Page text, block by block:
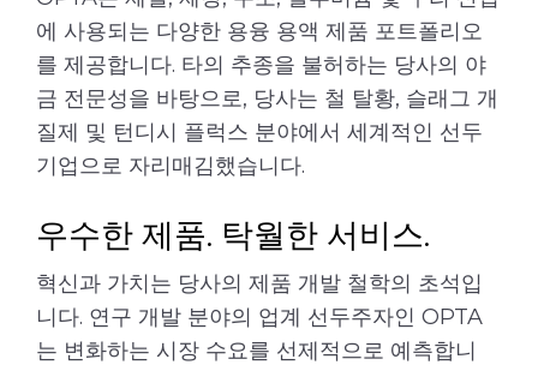
에 사용되는 다양한 용융 용액 제품 포트폴리오
를 제공합니다. 타의 추종을 불허하는 당사의 야
금 전문성을 바탕으로, 당사는 철 탈황, 슬래그 개
질제 및 턴디시 플럭스 분야에서 세계적인 선두
기업으로 자리매김했습니다.
우수한 제품. 탁월한 서비스.
혁신과 가치는 당사의 제품 개발 철학의 초석입
니다. 연구 개발 분야의 업계 선두주자인 OPTA
는 변화하는 시장 수요를 선제적으로 예측합니